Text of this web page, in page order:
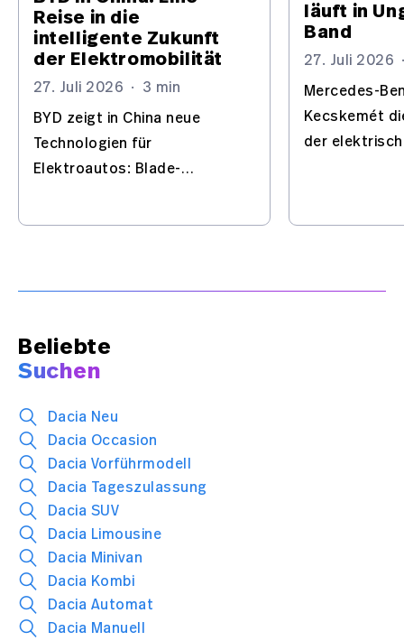
Reise in die
intelligente Zukunft
der Elektromobilität
27. Juli 2026 · 3 min
BYD zeigt in China neue
Technologien für
Elektroautos: Blade-
läuft in
Band
27. Juli 2026
Mercedes-
Kecskemét
der
Beliebte
Suchen
Dacia Neu
Dacia Occasion
Dacia Vorführmodell
Dacia Tageszulassung
Dacia SUV
Dacia Limousine
Dacia Minivan
Dacia Kombi
Dacia Automat
Dacia Manuell